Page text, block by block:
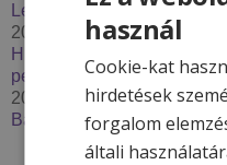
Lendava***
2025. december 2.
Húzzon korit, pattanjon
percét a Hotel & More
2025. szeptember 29.
Bakancslistás
használ
Cookie-kat
hirdetések
forgalom
általi